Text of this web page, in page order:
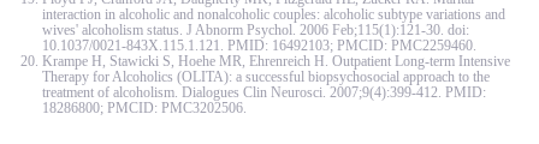
interaction in alcoholic and nonalcoholic couples: alcoholic subtype variations and
wives' alcoholism status. J Abnorm Psychol. 2006 Feb;115(1):121-30. doi:
10.1037/0021-843X.115.1.121. PMID: 16492103; PMCID: PMC2259460.
Krampe H, Stawicki S, Hoehe MR, Ehrenreich H. Outpatient Long-term Intensive
Therapy for Alcoholics (OLITA): a successful biopsychosocial approach to the
treatment of alcoholism. Dialogues Clin Neurosci. 2007;9(4):399-412. PMID:
18286800; PMCID: PMC3202506.